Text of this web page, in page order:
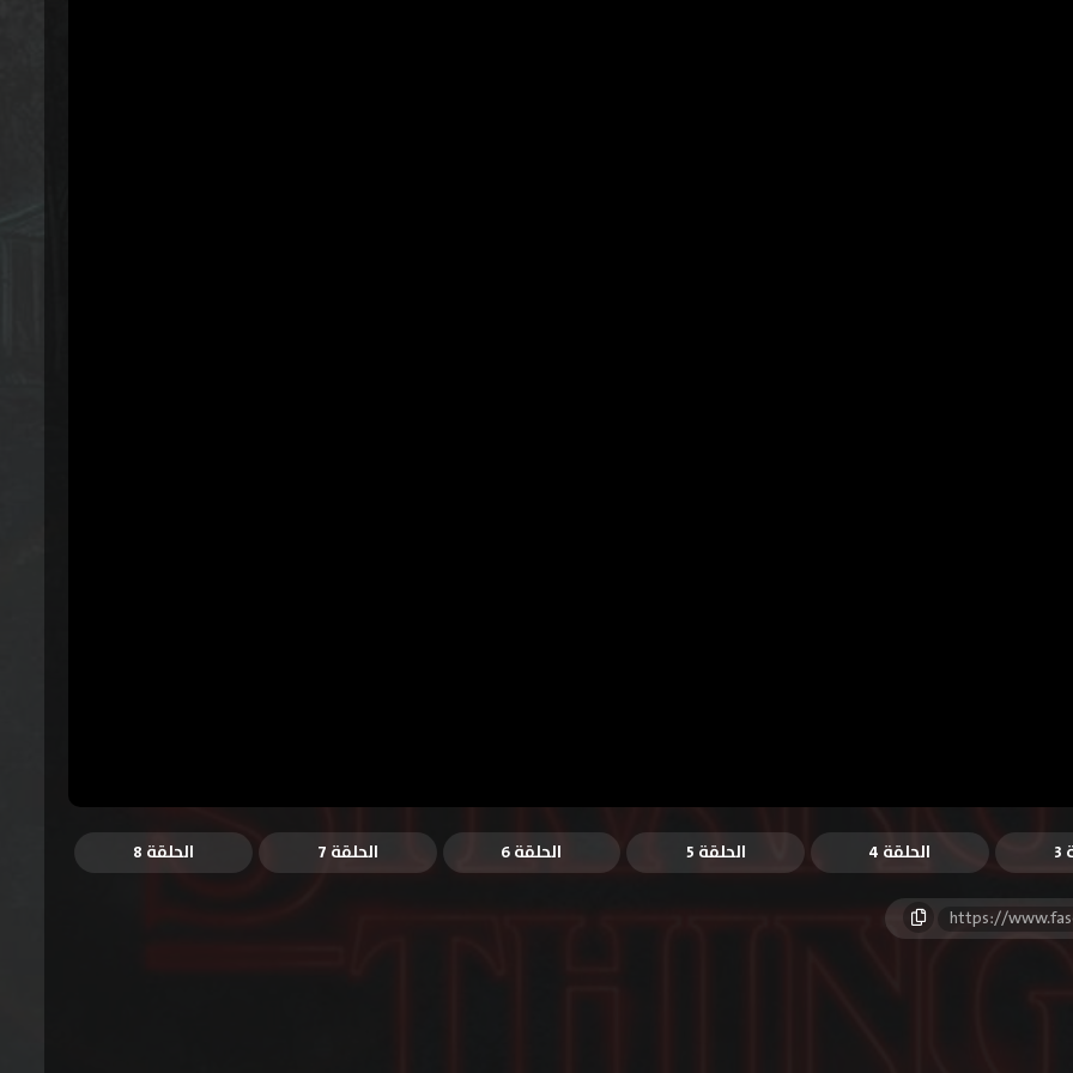
الحلقة 4 الحلقة 5 الحلقة 6 الحلقة 7 الحلقة 8
https://